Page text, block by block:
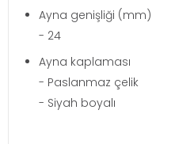
Ayna genişliği (mm)
- 24
Ayna kaplaması
- Paslanmaz çelik
- Siyah boyalı